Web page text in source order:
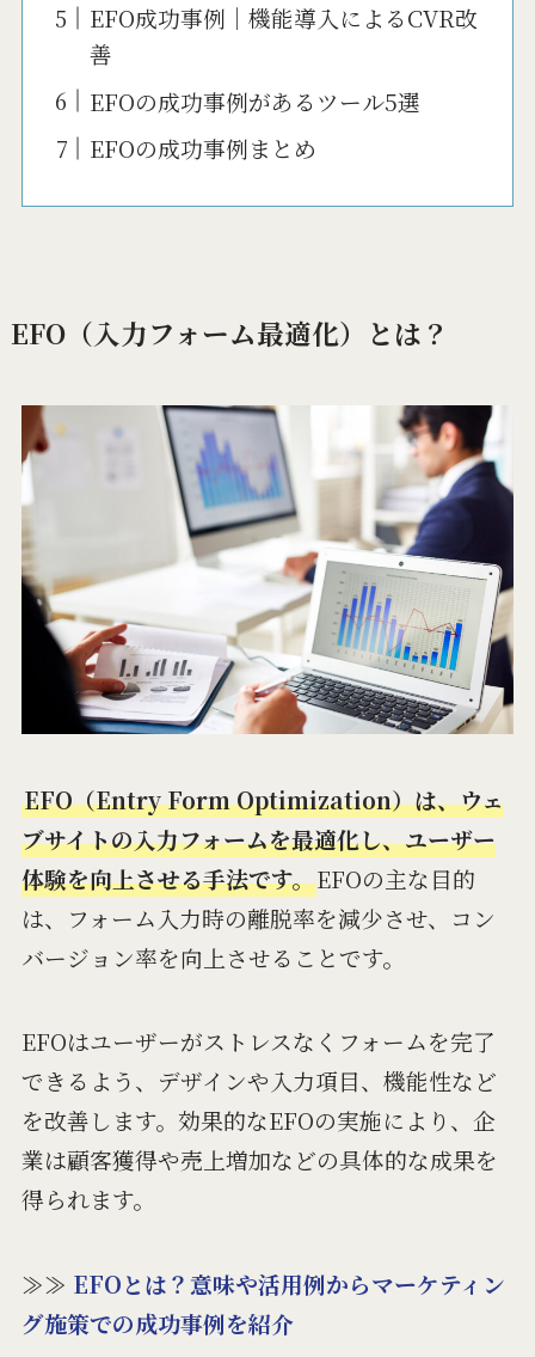
EFO成功事例｜機能導入によるCVR改
善
EFOの成功事例があるツール5選
EFOの成功事例まとめ
EFO（入力フォーム最適化）とは？
EFO（Entry Form Optimization）は、ウェ
ブサイトの入力フォームを最適化し、ユーザー
体験を向上させる手法です。EFOの主な目的
は、フォーム入力時の離脱率を減少させ、コン
バージョン率を向上させることです。
EFOはユーザーがストレスなくフォームを完了
できるよう、デザインや入力項目、機能性など
を改善します。効果的なEFOの実施により、企
業は顧客獲得や売上増加などの具体的な成果を
得られます。
≫≫ EFOとは？意味や活用例からマーケティン
グ施策での成功事例を紹介